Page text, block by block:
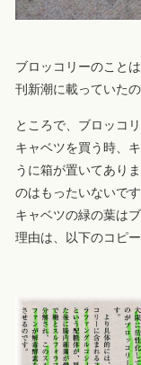
ブロッコリーのこと
刊新潮に載っていたの
ところで、ブロッコ
キャベツを買う時、
うに箱が置いてあり
のはもったいないで
キャベツの緑の葉は
理由は、以下のコピ